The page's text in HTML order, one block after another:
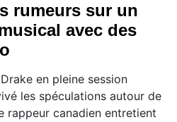
rumeurs sur un
avec des
en pleine session
les spéculations autour de
rappeur canadien entretient